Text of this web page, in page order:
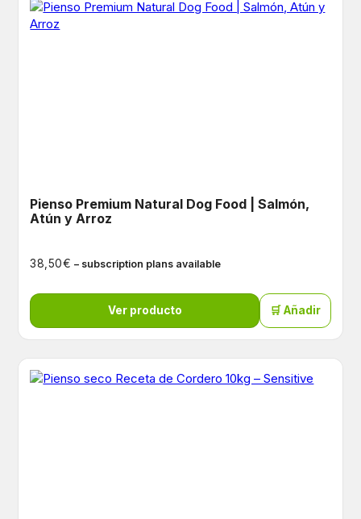
Pienso Premium Natural Dog Food | Salmón,
Atún y Arroz
38,50€ – subscription plans available
Ver producto 🛒 Añadir